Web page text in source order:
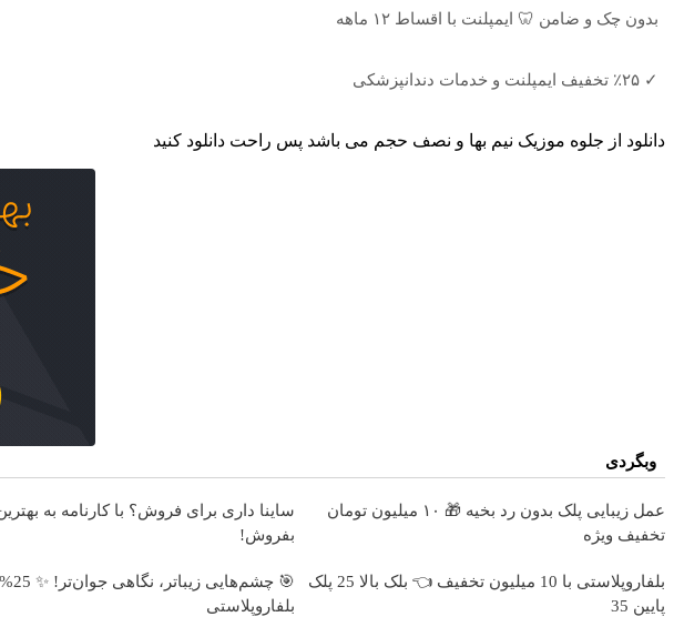
بدون چک و ضامن 🦷 ایمپلنت با اقساط ۱۲ ماهه
✓ ٪۲۵ تخفیف ایمپلنت و خدمات دندانپزشکی
دانلود از جلوه موزیک نیم بها و نصف حجم می باشد پس راحت دانلود کنید
وبگردی
عمل زیبایی پلک بدون رد بخیه 🎁 ۱۰ میلیون تومان
تخفیف ویژه
ساینا داری برای فروش؟ با کارنامه به
بفروش!
بلفاروپلاستی با 10 میلیون تخفیف 👈 بلک بالا 25 پلک
پایین 35
🎯
بلفاروپلاستی